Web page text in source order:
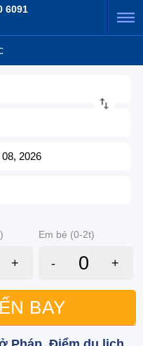
6091
2026
Em bé (0-2t)
+ - +
BAY